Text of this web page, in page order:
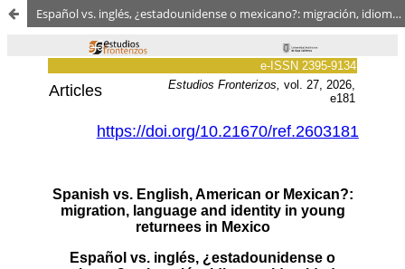
Español vs. inglés, ¿estadounidense o mexicano?: migración, idioma e identidad en jóvenes retornados en México